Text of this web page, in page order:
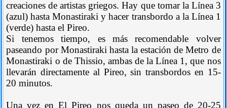
creaciones de artistas griegos. Hay que tomar la Línea 3
(azul) hasta Monastiraki y hacer transbordo a la Línea 1
(verde) hasta el Pireo.
Si tenemos tiempo, es más recomendable volver
paseando por Monastiraki hasta la estación de Metro de
Monastiraki o de Thissio, ambas de la Línea 1, que nos
llevarán directamente al Pireo, sin transbordos en 15-
20 minutos.
Una vez en El Pireo nos queda un paseo de 20-25